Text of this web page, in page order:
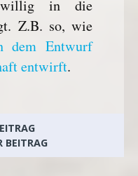
willig in die
Z.B. so, wie
dem Entwurf
entwirft.
BEITRAG